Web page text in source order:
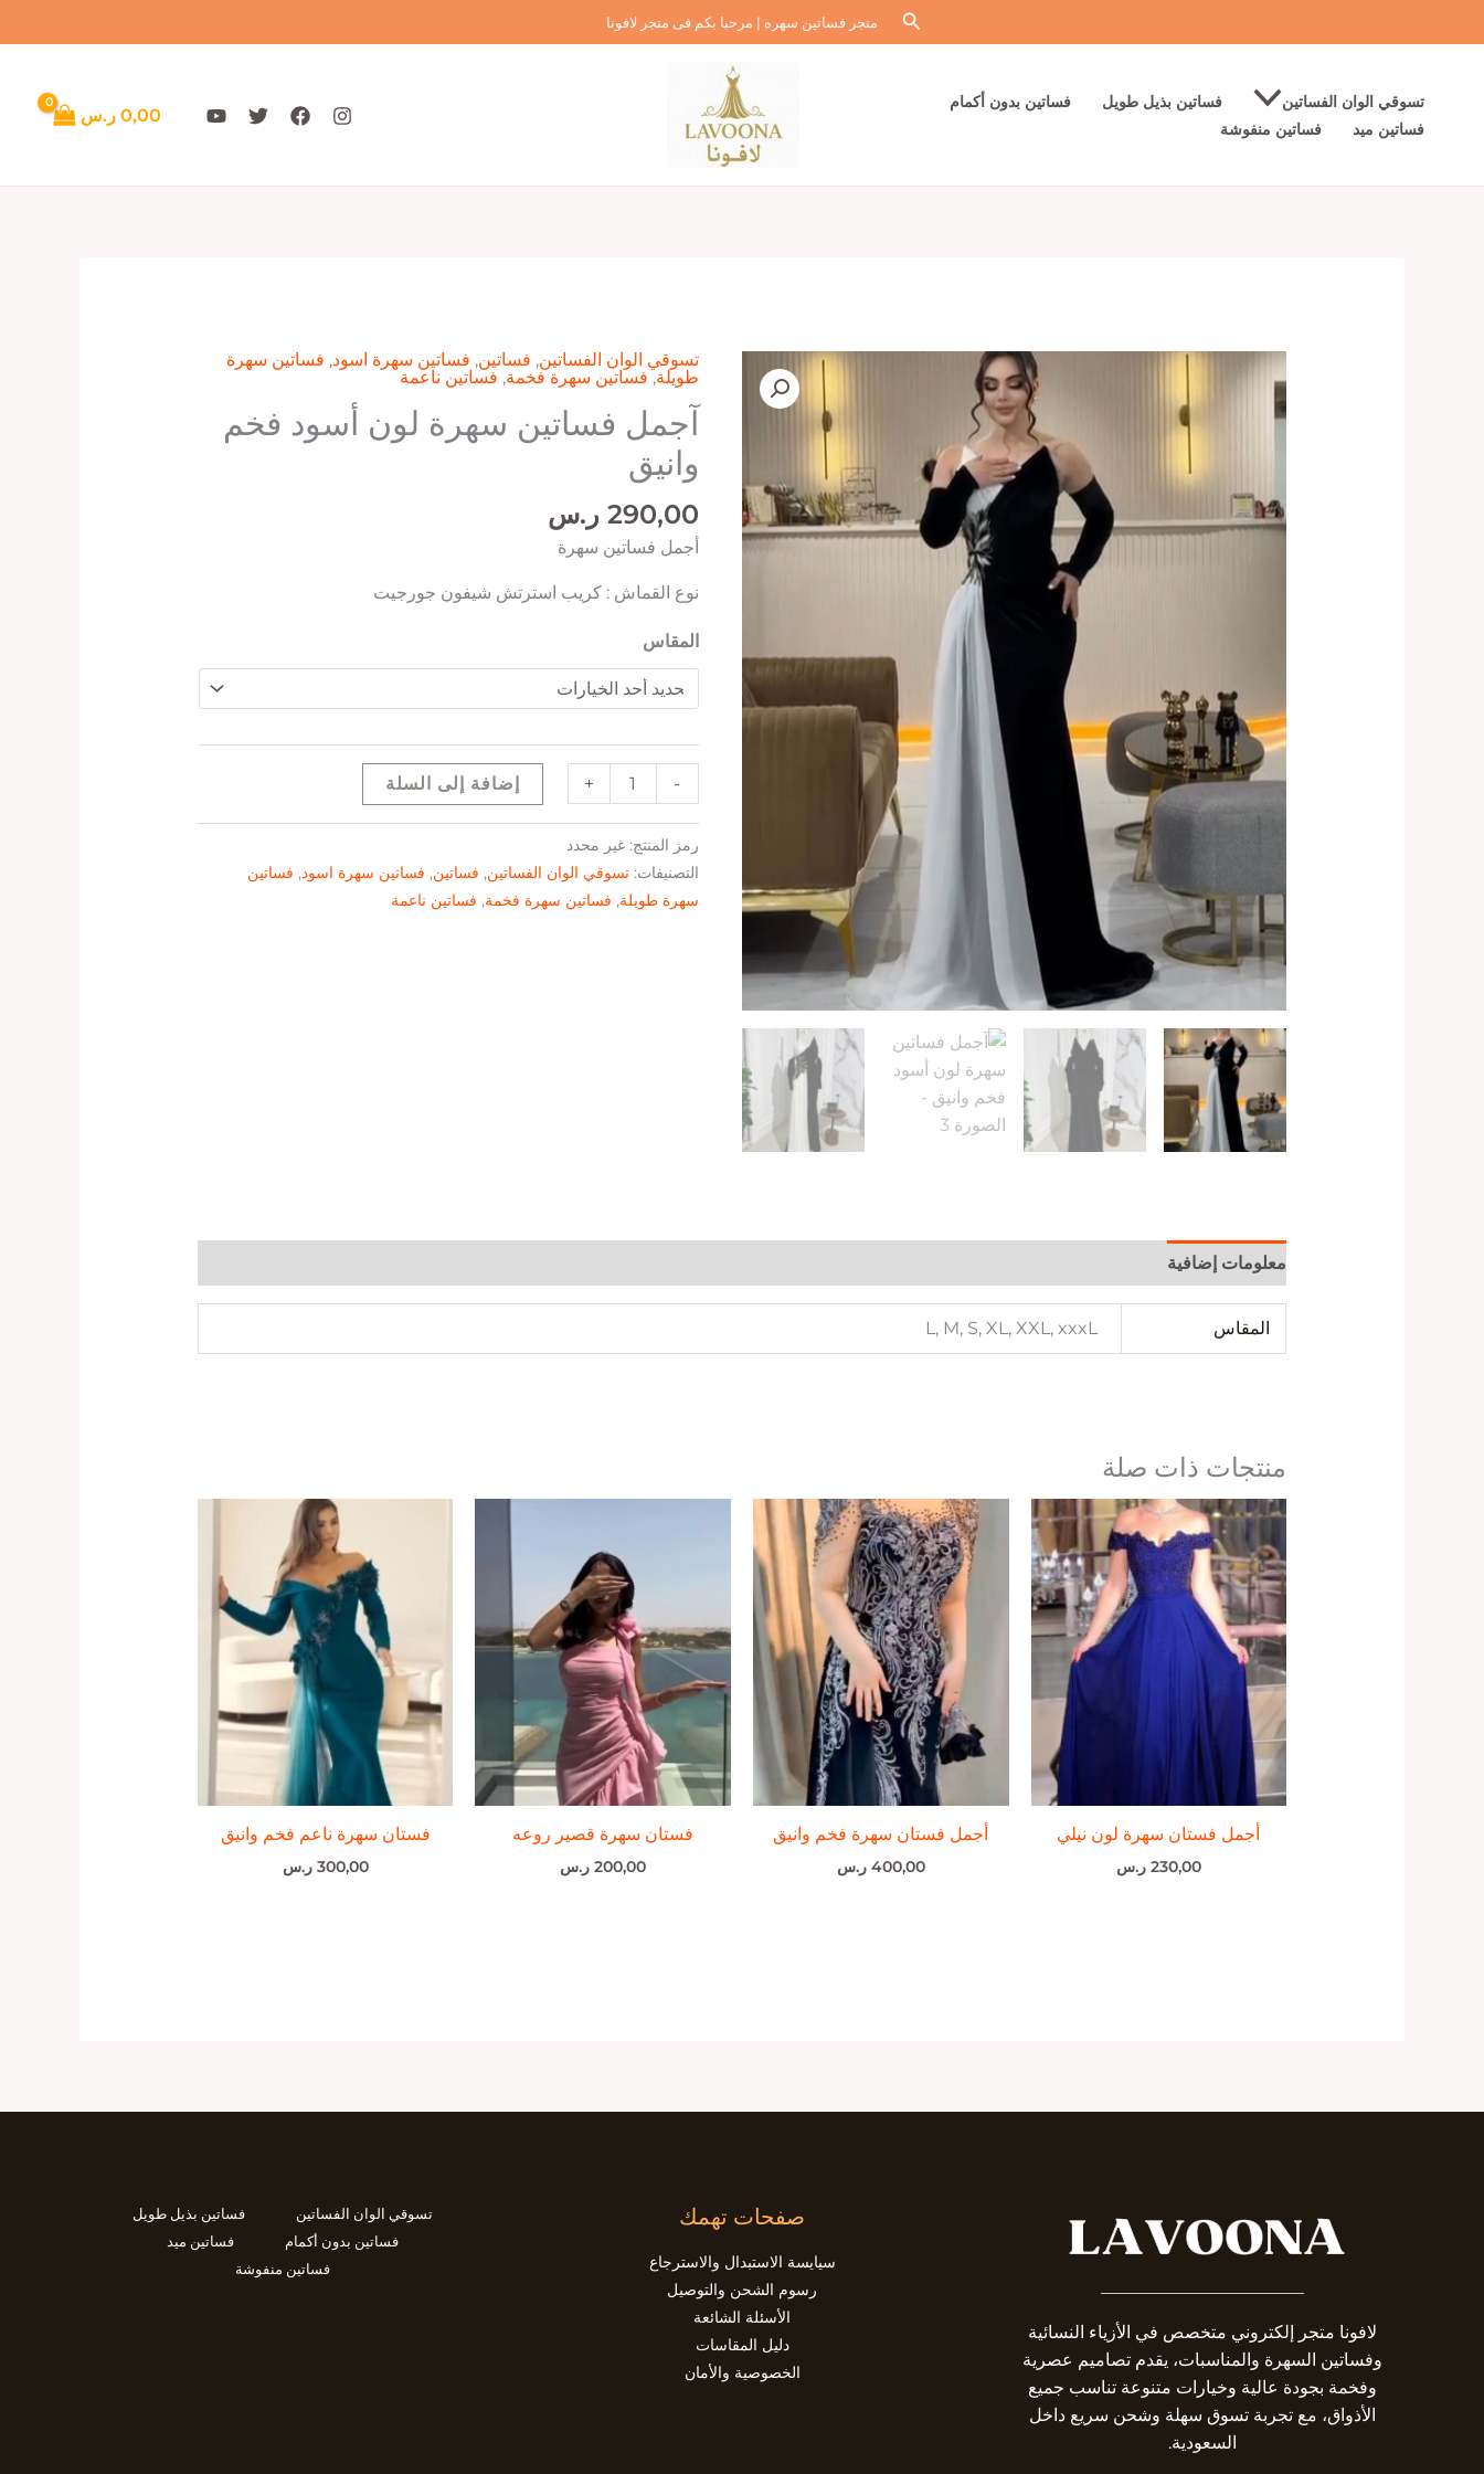
إلى
البحثمتجر فساتين سهره | مرحبا بكم فى متجر لافونا
تسوقي الوان الفساتين فساتين بذيل طويل
فساتين بدون أكمام
فساتين ميد
فساتين منفوشة
0,00 ر.س
تسوقي الوان الفساتين, فساتين, فساتين سهرة اسود, فساتين سهرة
طويلة, فساتين سهرة فخمة, فساتين ناعمة
آجمل فساتين سهرة لون أسود فخم
وانيق
290,00 ر.س
أجمل فساتين سهرة
نوع القماش : كريب استرتش شيفون جورجيت
المقاس
-
كمية
آجمل
فساتين
أسود
فخم
+ إضافة إلى السلة
رمز المنتج:غير محدد
التصنيفات:تسوقي الوان الفساتين, فساتين, فساتين سهرة اسود, فساتين
سهرة طويلة, فساتين سهرة فخمة, فساتين ناعمة
معلومات إضافية
المقاس L, M, S, XL, XXL, xxxL
منتجات ذات صلة
أجمل فستان سهرة لون نيلي
230,00 ر.س
أجمل فستان سهرة فخم وانيق
400,00 ر.س
فستان سهرة قصير روعه
200,00 ر.س
فستان سهرة ناعم فخم وانيق
300,00 ر.س
لافونا متجر إلكتروني متخصص في الأزياء النسائية
وفساتين السهرة والمناسبات، يقدم تصاميم عصرية
وفخمة بجودة عالية وخيارات متنوعة تناسب جميع
الأذواق، مع تجربة تسوق سهلة وشحن سريع داخل
السعودية.
صفحات تهمك
سيايسة الاستبدال والاسترجاع
رسوم الشحن والتوصيل
الأسئلة الشائعة
دليل المقاسات
الخصوصية والأمان
تسوقي الوان الفساتين
فساتين بذيل طويل
فساتين بدون أكمام
فساتين ميد
فساتين منفوشة